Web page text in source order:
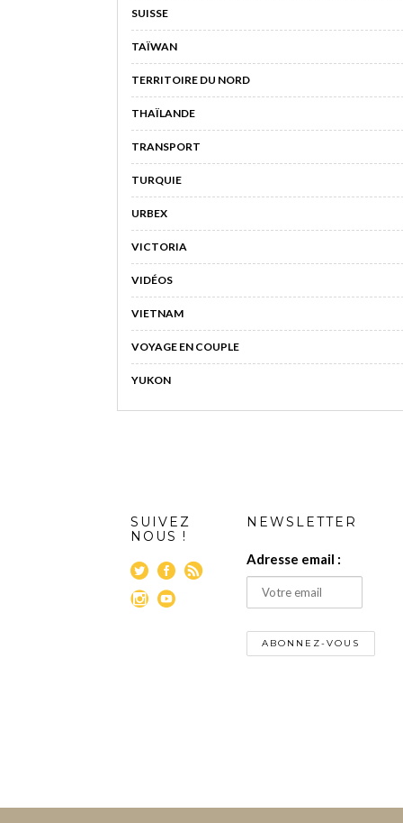
SUISSE
TAÏWAN
TERRITOIRE DU NORD
THAÏLANDE
TRANSPORT
TURQUIE
URBEX
VICTORIA
VIDÉOS
VIETNAM
VOYAGE EN COUPLE
YUKON
SUIVEZ
NOUS !
NEWSLETTER
Adresse email :